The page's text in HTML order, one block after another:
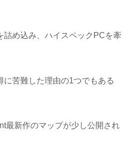
詰め込み、ハイスペックPCを牽
に苦難した理由の1つでもある
最新作のマップが少し公開され